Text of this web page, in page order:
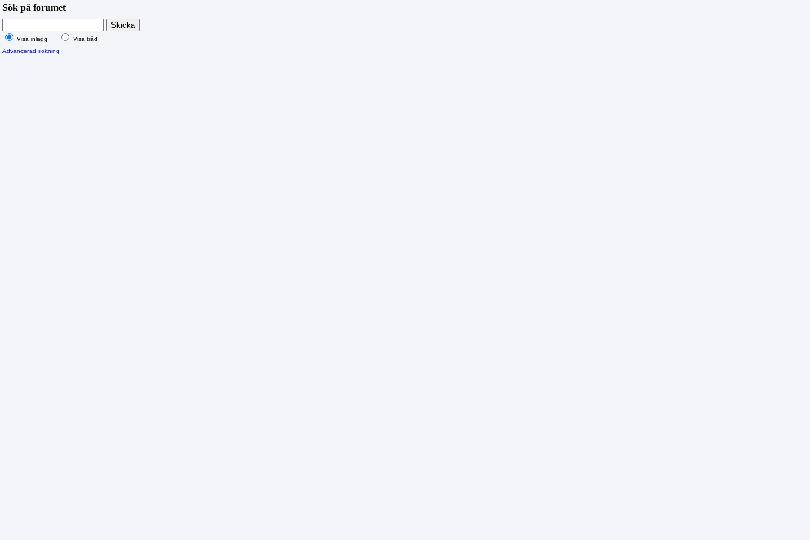
Sök på forumet
Visa inlägg
Visa tråd
Advancerad sökning